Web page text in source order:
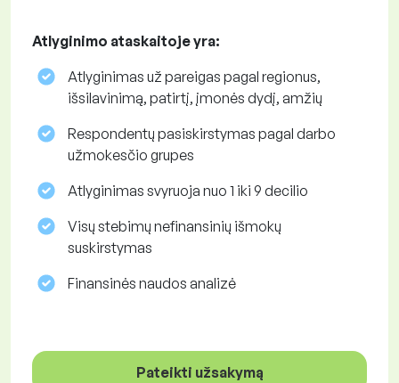
Atlyginimo ataskaitoje yra:
Atlyginimas už pareigas pagal regionus,
išsilavinimą, patirtį, įmonės dydį, amžių
Respondentų pasiskirstymas pagal darbo
užmokesčio grupes
Atlyginimas svyruoja nuo 1 iki 9 decilio
Visų stebimų nefinansinių išmokų
suskirstymas
Finansinės naudos analizė
Pateikti užsakymą